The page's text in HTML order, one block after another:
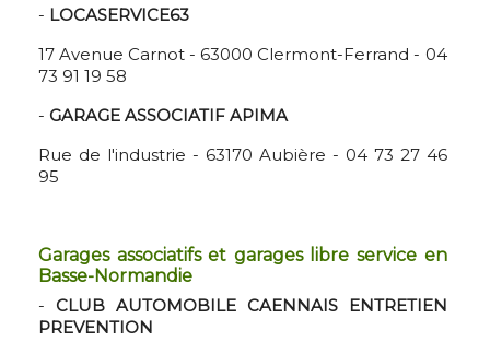
- LOCASERVICE63
17 Avenue Carnot - 63000 Clermont-Ferrand - 04
73 91 19 58
- GARAGE ASSOCIATIF APIMA
Rue de l'industrie - 63170 Aubière - 04 73 27 46
95
Garages associatifs et garages libre service en
Basse-Normandie
- CLUB AUTOMOBILE CAENNAIS ENTRETIEN
PREVENTION